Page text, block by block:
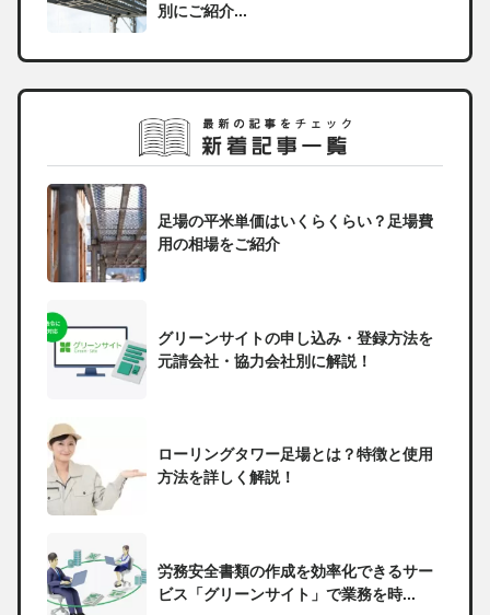
別にご紹介...
足場の平米単価はいくらくらい？足場費
用の相場をご紹介
グリーンサイトの申し込み・登録方法を
元請会社・協力会社別に解説！
ローリングタワー足場とは？特徴と使用
方法を詳しく解説！
労務安全書類の作成を効率化できるサー
ビス「グリーンサイト」で業務を時...